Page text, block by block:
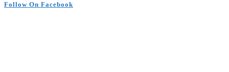
Follow On Facebook